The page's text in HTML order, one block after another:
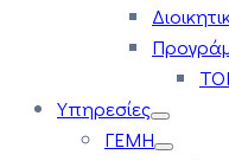
Υπηρεσίες
ΓΕΜΗ